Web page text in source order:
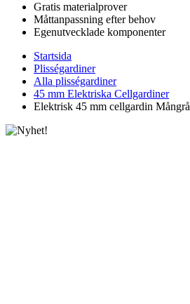
Gratis materialprover
Måttanpassning efter behov
Egenutvecklade komponenter
Startsida
Plisségardiner
Alla plisségardiner
45 mm Elektriska Cellgardiner
Elektrisk 45 mm cellgardin Mångrå